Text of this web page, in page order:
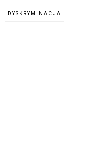
DYSKRYMINACJA